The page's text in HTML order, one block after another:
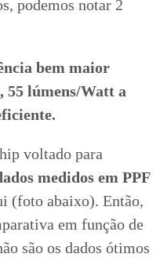
podemos notar 2
bem maior
55 lúmens/Watt a
voltado para
medidos em PPF
(foto abaixo). Então,
em função de
são os dados ótimos